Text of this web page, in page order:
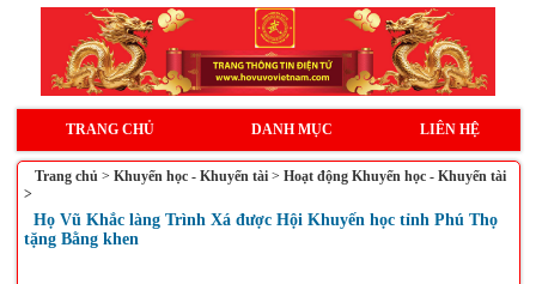
TRANG CHỦ DANH MỤC LIÊN HỆ
Trang chủ > Khuyến học - Khuyến tài> Hoạt động Khuyến học - Khuyến tài
>
Họ Vũ Khắc làng Trình Xá được Hội Khuyến học tỉnh Phú Thọ
tặng Bằng khen